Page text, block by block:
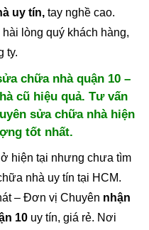
uy tín, tay nghề cao.
lòng quý khách hàng,
ty.
chữa nhà quận 10 –
cũ hiệu quả. Tư vấn
sửa chữa nhà hiện
tốt nhất.
hiện tại nhưng chưa tìm
nhà uy tín tại HCM.
– Đơn vị Chuyên nhận
10 uy tín, giá rẻ. Nơi